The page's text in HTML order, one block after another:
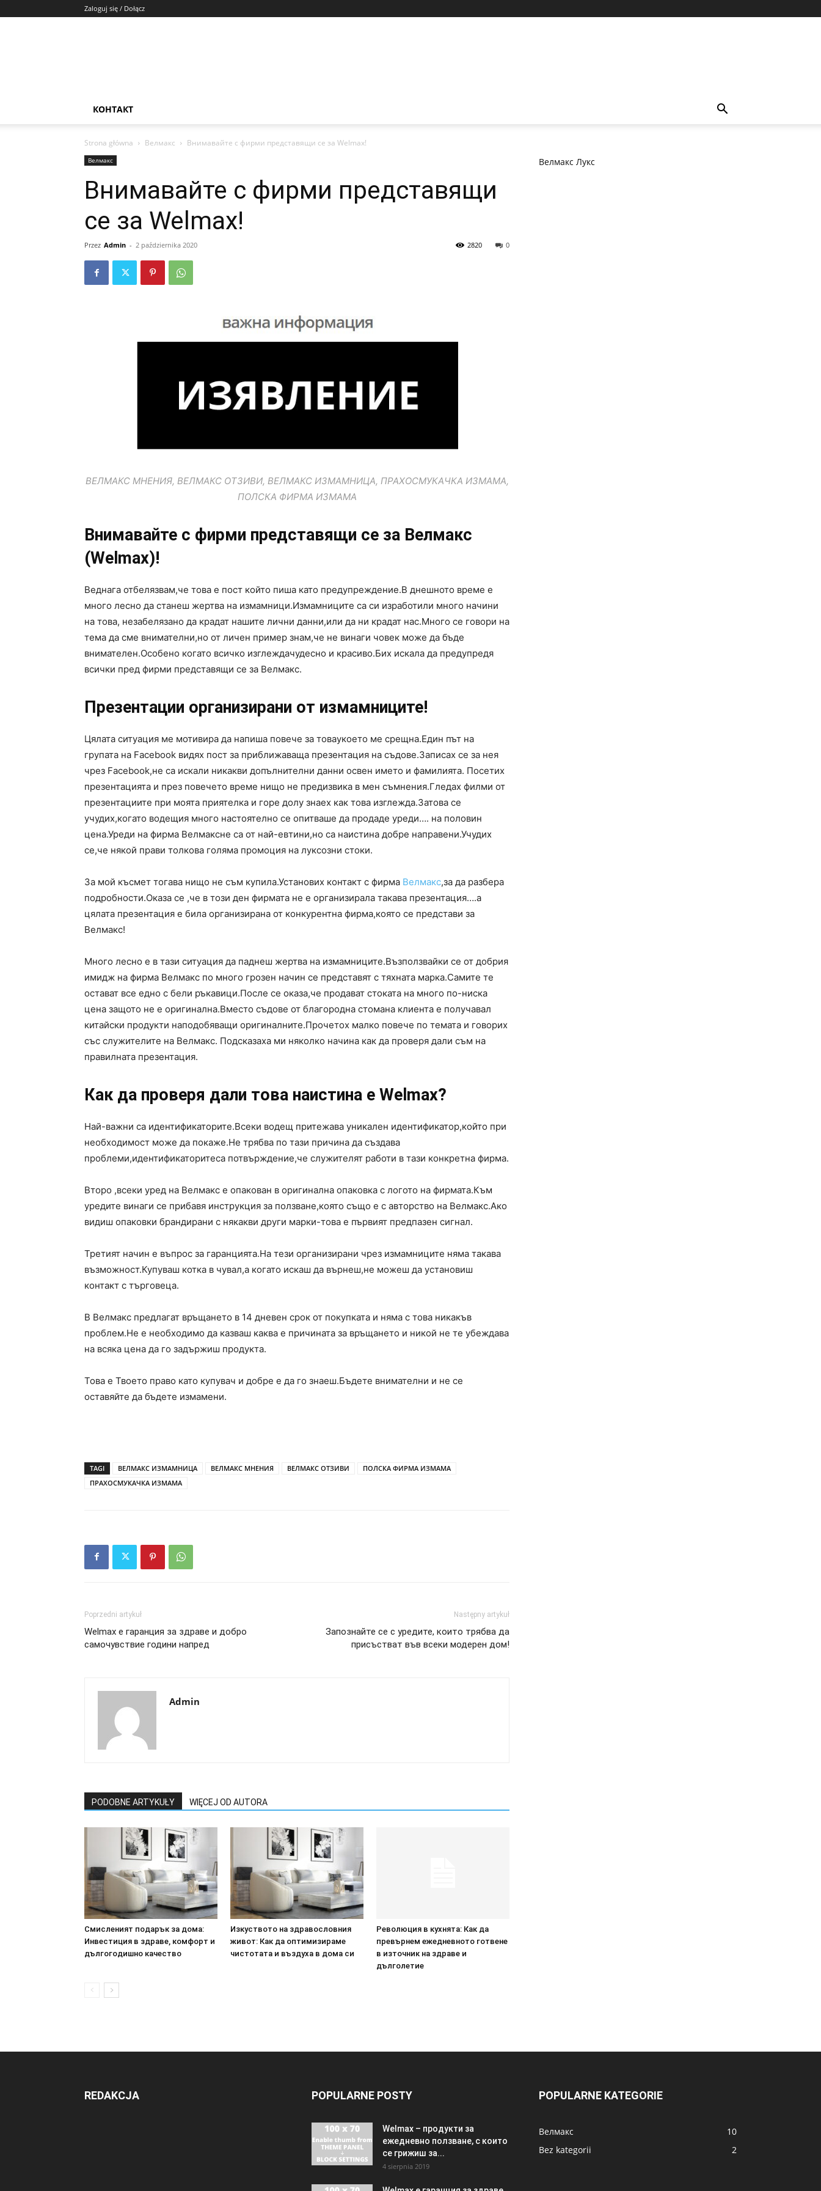
Zaloguj się / Dołącz
КОНТАКТ
Strona główna Велмакс Внимавайте с фирми представящи се за Welmax!
Велмакс
Внимавайте с фирми представящи
се за Welmax!
Przez Admin - 2 października 2020 0
2820
ВЕЛМАКС МНЕНИЯ, ВЕЛМАКС ОТЗИВИ, ВЕЛМАКС ИЗМАМНИЦА, ПРАХОСМУКАЧКА ИЗМАМА,
ПОЛСКА ФИРМА ИЗМАМА
Внимавайте с фирми представящи се за Велмакс
(Welmax)!
Веднага отбелязвам,че това е пост който пиша като предупреждение.В днешното време е
много лесно да станеш жертва на измамници.Измамниците са си изработили много начини
на това, незабелязано да крадат нашите лични данни,или да ни крадат нас.Много се говори на
тема да сме внимателни,но от личен пример знам,че не винаги човек може да бъде
внимателен.Особено когато всичко изглеждачудесно и красиво.Бих искала да предупредя
всички пред фирми представящи се за Велмакс.
Презентации организирани от измамниците!
Цялата ситуация ме мотивира да напиша повече за товаукоето ме срещна.Един път на
групата на Facebook видях пост за приближаваща презентация на съдове.Записах се за нея
чрез Facebook,не са искали никакви допълнителни данни освен името и фамилията. Посетих
презентацията и през повечето време нищо не предизвика в мен съмнения.Гледах филми от
презентациите при моята приятелка и горе долу знаех как това изглежда.Затова се
учудих,когато водещия много настоятелно се опитваше да продаде уреди…. на половин
цена.Уреди на фирма Велмаксне са от най-евтини,но са наистина добре направени.Учудих
се,че някой прави толкова голяма промоция на луксозни стоки.
За мой късмет тогава нищо не съм купила.Установих контакт с фирма Велмакс,за да разбера
подробности.Оказа се ,че в този ден фирмата не е организирала такава презентация….а
цялата презентация е била организирана от конкурентна фирма,която се представи за
Велмакс!
Много лесно е в тази ситуация да паднеш жертва на измамниците.Възползвайки се от добрия
имидж на фирма Велмакс по много грозен начин се представят с тяхната марка.Самите те
остават все едно с бели ръкавици.После се оказа,че продават стоката на много по-ниска
цена защото не е оригинална.Вместо съдове от благородна стомана клиента е получавал
китайски продукти наподобяващи оригиналните.Прочетох малко повече по темата и говорих
със служителите на Велмакс. Подсказаха ми няколко начина как да проверя дали съм на
правилната презентация.
Как да проверя дали това наистина е Welmax?
Най-важни са идентификаторите.Всеки водещ притежава уникален идентификатор,който при
необходимост може да покаже.Не трябва по тази причина да създава
проблеми,идентификаторитеса потвърждение,че служителят работи в тази конкретна фирма.
Второ ,всеки уред на Велмакс е опакован в оригинална опаковка с логото на фирмата.Към
уредите винаги се прибавя инструкция за ползване,която също е с авторство на Велмакс.Ако
видиш опаковки брандирани с някакви други марки-това е първият предпазен сигнал.
Третият начин е въпрос за гаранцията.На тези организирани чрез измамниците няма такава
възможност.Купуваш котка в чувал,а когато искаш да върнеш,не можеш да установиш
контакт с търговеца.
В Велмакс предлагат връщането в 14 дневен срок от покупката и няма с това никакъв
проблем.Не е необходимо да казваш каква е причината за връщането и никой не те убеждава
на всяка цена да го задържиш продукта.
Това е Твоето право като купувач и добре е да го знаеш.Бъдете внимателни и не се
оставяйте да бъдете измамени.
TAGI ВЕЛМАКС ИЗМАМНИЦА ВЕЛМАКС МНЕНИЯ ВЕЛМАКС ОТЗИВИ
ПОЛСКА ФИРМА ИЗМАМА
ПРАХОСМУКАЧКА ИЗМАМА
Poprzedni artykuł
Welmax е гаранция за здраве и добро
самочувствие години напред
Następny artykuł
Запознайте се с уредите, които трябва да
присъстват във всеки модерен дом!
Admin
PODOBNE ARTYKUŁY WIĘCEJ OD AUTORA
Смисленият подарък за дома:
Инвестиция в здраве, комфорт и
дългогодишно качество
Изкуството на здравословния
живот: Как да оптимизираме
чистотата и въздуха в дома си
Революция в кухнята: Как да
превърнем ежедневното готвене
в източник на здраве и
дълголетие
Велмакс Лукс
REDAKCJA POPULARNE POSTY
Welmax – продукти за
ежедневно ползване, с които
се грижиш за...
4 sierpnia 2019
POPULARNE KATEGORIE
Велмакс
10
Bez kategorii
2